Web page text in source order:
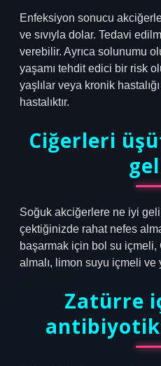
Enfeksiyon sonucu
ve sıvıyla dolar. Tedavi
verebilir. Ayrıca solunumu
yaşamı tehdit edici bir risk
yaşlılar veya kronik
hastalıktır.
Ciğerleri
Soğuk akciğerlere ne iyi
çektiğinizde rahat nefes
başarmak için bol su
almalı, limon suyu içmeli
Zatürre
antibiyotik